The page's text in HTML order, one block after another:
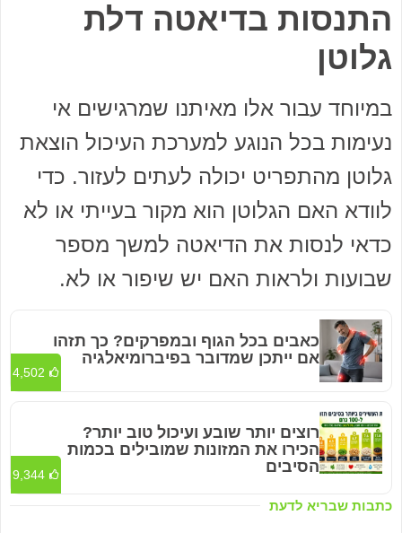
התנסות בדיאטה דלת
גלוטן
במיוחד עבור אלו מאיתנו שמרגישים אי
נעימות בכל הנוגע למערכת העיכול הוצאת
גלוטן מהתפריט יכולה לעתים לעזור. כדי
לוודא האם הגלוטן הוא מקור בעייתי או לא
כדאי לנסות את הדיאטה למשך מספר
שבועות ולראות האם יש שיפור או לא.
כתבות שבריא לדעת
כאבים בכל הגוף ובמפרקים? כך תזהו
אם ייתכן שמדובר בפיברומיאלגיה
4,502
רוצים יותר שובע ועיכול טוב יותר?
הכירו את המזונות שמובילים בכמות
הסיבים
9,344